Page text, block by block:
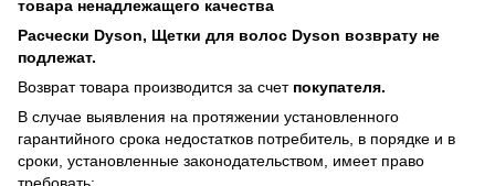
товара ненадлежащего качества
Расчески Dyson, Щетки для волос Dyson возврату не
подлежат.
Возврат товара производится за счет покупателя.
В случае выявления на протяжении установленного
гарантийного срока недостатков потребитель, в порядке и в
сроки, установленные законодательством, имеет право
требовать: